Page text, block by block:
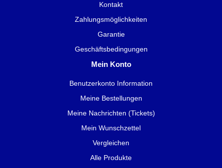
Kontakt
Zahlungsmöglichkeiten
Garantie
Geschäftsbedingungen
Mein Konto
Benutzerkonto Information
Meine Bestellungen
Meine Nachrichten (Tickets)
Mein Wunschzettel
Vergleichen
Alle Produkte